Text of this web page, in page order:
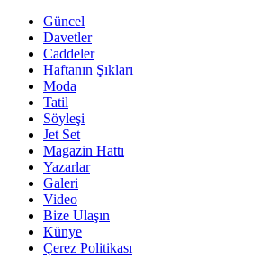
Güncel
Davetler
Caddeler
Haftanın Şıkları
Moda
Tatil
Söyleşi
Jet Set
Magazin Hattı
Yazarlar
Galeri
Video
Bize Ulaşın
Künye
Çerez Politikası